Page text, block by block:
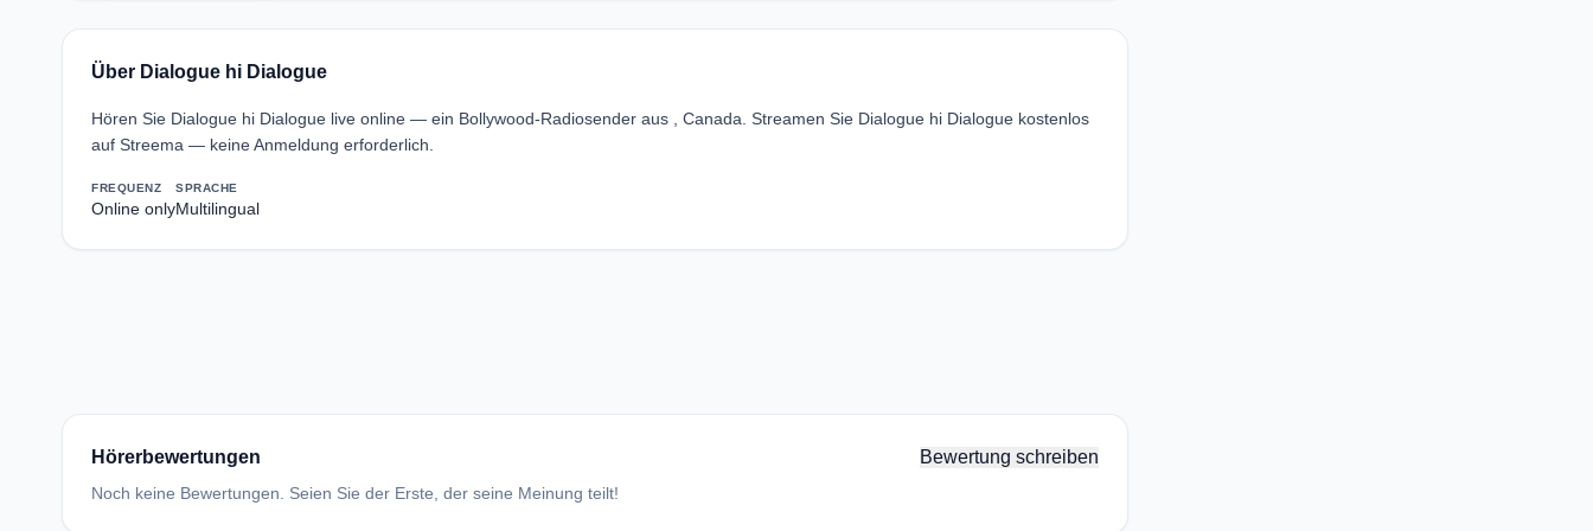
Über Dialogue hi Dialogue
Hören Sie Dialogue hi Dialogue live online — ein Bollywood-Radiosender aus , Canada. Streamen Sie Dialogue hi Dialogue kostenlos
auf Streema — keine Anmeldung erforderlich.
FREQUENZ
Online only
SPRACHE
Multilingual
Hörerbewertungen Bewertung schreiben
Noch keine Bewertungen. Seien Sie der Erste, der seine Meinung teilt!